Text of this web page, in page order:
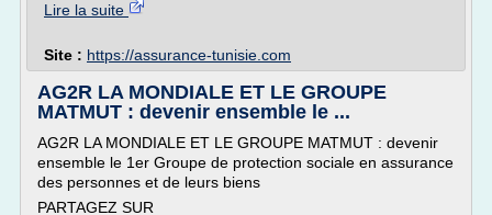
Lire la suite
Site : https://assurance-tunisie.com
AG2R LA MONDIALE ET LE GROUPE
MATMUT : devenir ensemble le ...
AG2R LA MONDIALE ET LE GROUPE MATMUT : devenir
ensemble le 1er Groupe de protection sociale en assurance
des personnes et de leurs biens
PARTAGEZ SUR